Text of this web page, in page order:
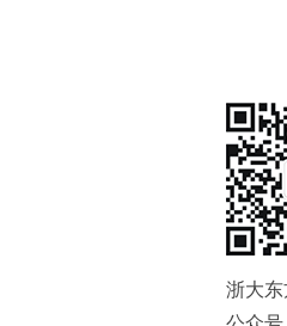
浙大